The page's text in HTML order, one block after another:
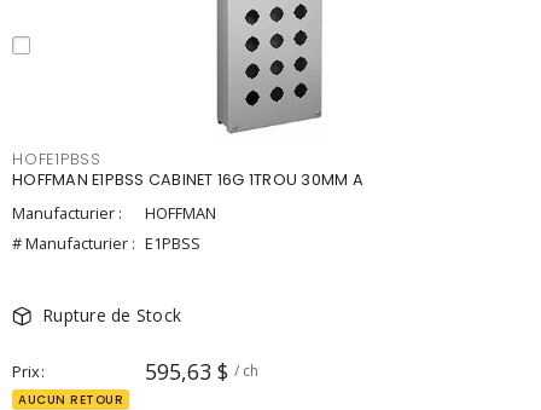
HOFE1PBSS
HOFFMAN E1PBSS CABINET 16G 1TROU 30MM A
Manufacturier :
HOFFMAN
# Manufacturier : E1PBSS
Rupture de Stock
Prix 595,63 $ / ch
AUCUN RETOUR